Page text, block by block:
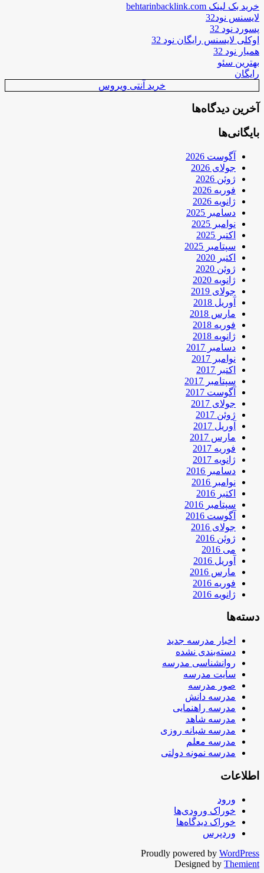
خرید بک لینک behtarinbacklink.com
لایسنس نود32
پسورد نود 32
اوکلی لایسنس رایگان نود 32
همیار نود 32
بهترین سئو
رایگان
خرید آنتی ویروس
آخرین دیدگاه‌ها
بایگانی‌ها
آگوست 2026
جولای 2026
ژوئن 2026
فوریه 2026
ژانویه 2026
دسامبر 2025
نوامبر 2025
اکتبر 2025
سپتامبر 2025
اکتبر 2020
ژوئن 2020
ژانویه 2020
جولای 2019
آوریل 2018
مارس 2018
فوریه 2018
ژانویه 2018
دسامبر 2017
نوامبر 2017
اکتبر 2017
سپتامبر 2017
آگوست 2017
جولای 2017
ژوئن 2017
آوریل 2017
مارس 2017
فوریه 2017
ژانویه 2017
دسامبر 2016
نوامبر 2016
اکتبر 2016
سپتامبر 2016
آگوست 2016
جولای 2016
ژوئن 2016
می 2016
آوریل 2016
مارس 2016
فوریه 2016
ژانویه 2016
دسته‌ها
اخبار مدرسه جدید
دسته‌بندی نشده
روانشناسی مدرسه
سایت مدرسه
صور مدرسه
مدرسه دانش
مدرسه راهنمایی
مدرسه شاهد
مدرسه شبانه روزی
مدرسه معلم
مدرسه نمونه دولتی
اطلاعات
ورود
خوراک ورودی‌ها
خوراک دیدگاه‌ها
وردپرس
Proudly powered by WordPress
Designed by Themient